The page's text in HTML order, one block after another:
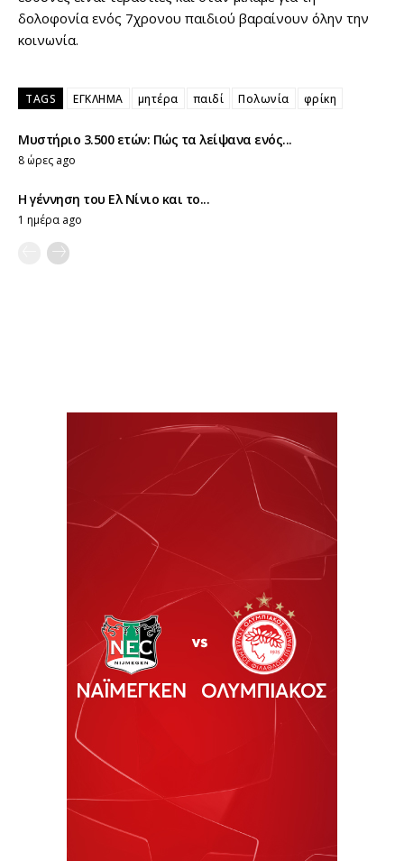
δολοφονία ενός 7χρονου παιδιού βαραίνουν όλην την
κοινωνία.
TAGS ΕΓΚΛΗΜΑ μητέρα παιδί Πολωνία φρίκη
Μυστήριο 3.500 ετών: Πώς τα λείψανα ενός...
8 ώρες ago
Η γέννηση του Ελ Νίνιο και το...
1 ημέρα ago